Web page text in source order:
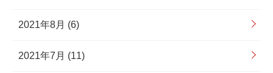
2021年8月 (6)
2021年7月 (11)